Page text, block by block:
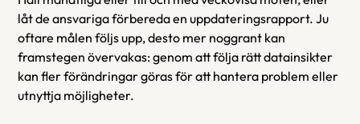
låt de ansvariga förbereda en uppdateringsrapport. Ju
oftare målen följs upp, desto mer noggrant kan
framstegen övervakas: genom att följa rätt datainsikter
kan fler förändringar göras för att hantera problem eller
utnyttja möjligheter.